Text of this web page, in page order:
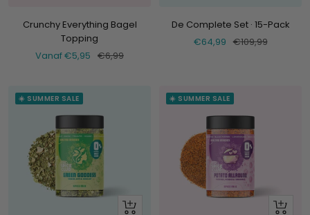
Crunchy Everything Bagel
Topping
Verkoopprijs
Vanaf €5,95 Normale
€6,99
De Complete Set · 15-Pack
Verkoopprijs
€64,99 Normale
€109,99
☀️ SUMMER SALE
Bekijk
☀️ SUMMER SALE
Bekijk